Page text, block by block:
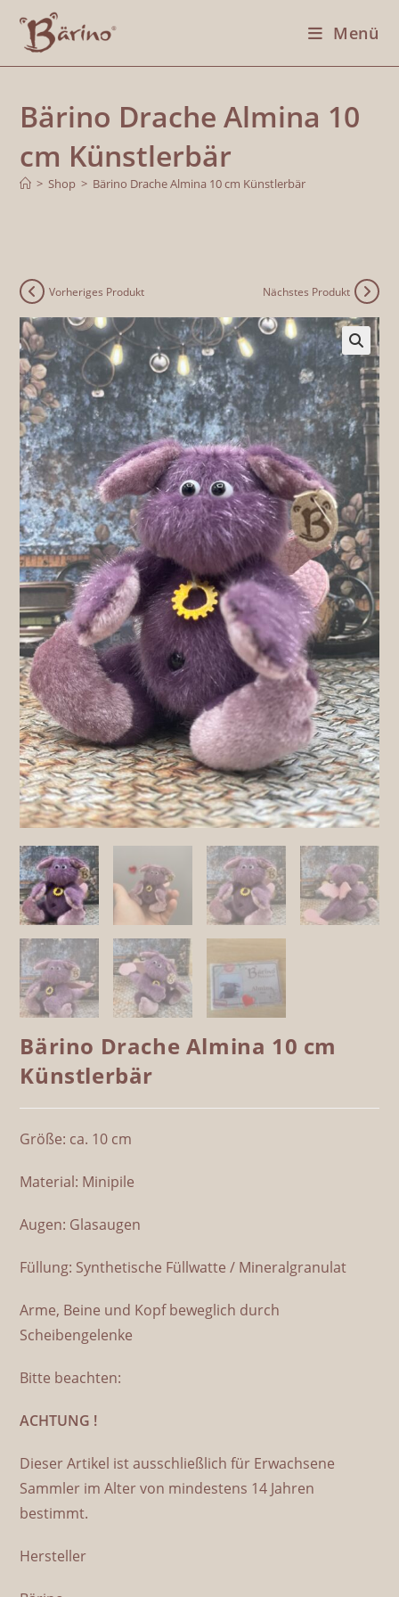
Menü
Bärino Drache Almina 10
cm Künstlerbär
> Shop > Bärino Drache Almina 10 cm Künstlerbär
Vorheriges Produkt Nächstes Produkt
Bärino Drache Almina 10 cm
Künstlerbär
Größe: ca. 10 cm
Material: Minipile
Augen: Glasaugen
Füllung: Synthetische Füllwatte / Mineralgranulat
Arme, Beine und Kopf beweglich durch
Scheibengelenke
Bitte beachten:
ACHTUNG !
Dieser Artikel ist ausschließlich für Erwachsene
Sammler im Alter von mindestens 14 Jahren
bestimmt.
Hersteller